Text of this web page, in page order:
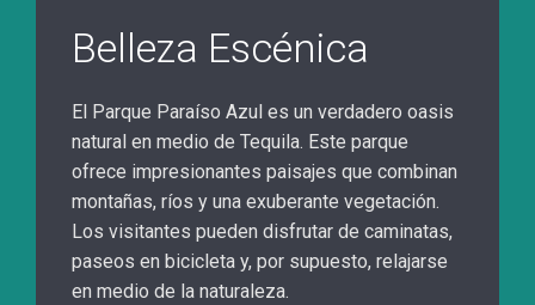
Belleza Escénica
El Parque Paraíso Azul es un verdadero oasis
natural en medio de Tequila. Este parque
ofrece impresionantes paisajes que combinan
montañas, ríos y una exuberante vegetación.
Los visitantes pueden disfrutar de caminatas,
paseos en bicicleta y, por supuesto, relajarse
en medio de la naturaleza.